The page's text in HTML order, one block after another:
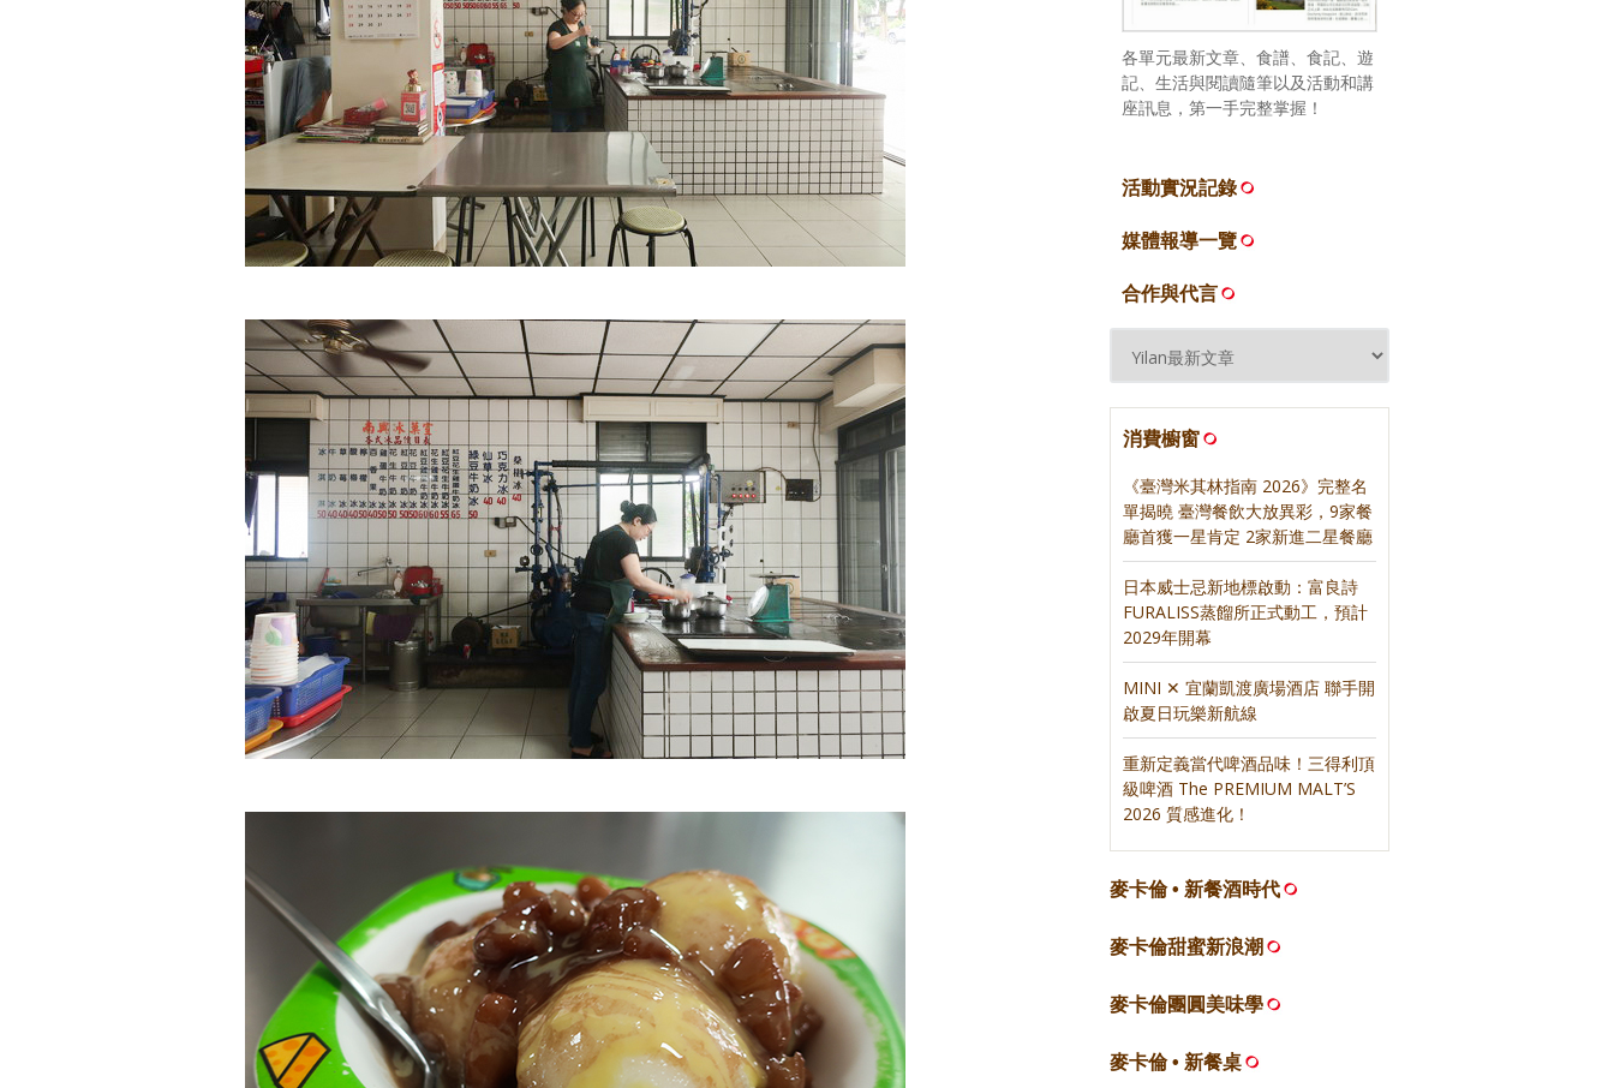
各單元最新文章、食譜、食記、遊
記、生活與閱讀隨筆以及活動和講
座訊息，第一手完整掌握！
活動實況記錄
媒體報導一覽
合作與代言
消費櫥窗
《臺灣米其林指南 2026》完整名
單揭曉 臺灣餐飲大放異彩，9家餐
廳首獲一星肯定 2家新進二星餐廳
日本威士忌新地標啟動：富良詩
FURALISS蒸餾所正式動工，預計
2029年開幕
MINI ✕ 宜蘭凱渡廣場酒店 聯手開
啟夏日玩樂新航線
重新定義當代啤酒品味！三得利頂
級啤酒 The PREMIUM MALT’S
2026 質感進化！
麥卡倫 • 新餐酒時代
麥卡倫甜蜜新浪潮
麥卡倫團圓美味學
麥卡倫 • 新餐桌